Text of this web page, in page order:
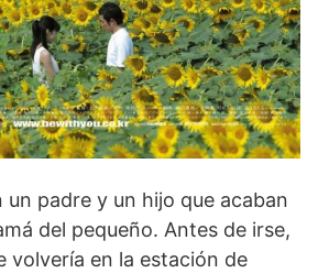
un padre y un hijo que acaban
del pequeño. Antes de irse,
volvería en la estación de